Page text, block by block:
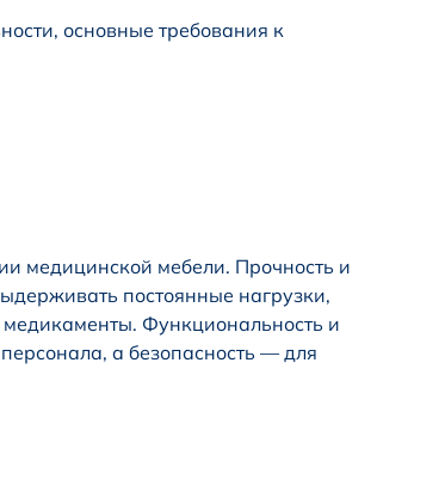
основные требования к
медицинской мебели. Прочность и
постоянные нагрузки,
Функциональность и
а безопасность — для